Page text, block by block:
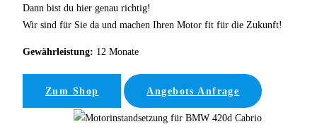
Dann bist du hier genau richtig!
Wir sind für Sie da und machen Ihren Motor fit für die Zukunft!
Gewährleistung: 12 Monate
Zum Shop Angebots Anfrage